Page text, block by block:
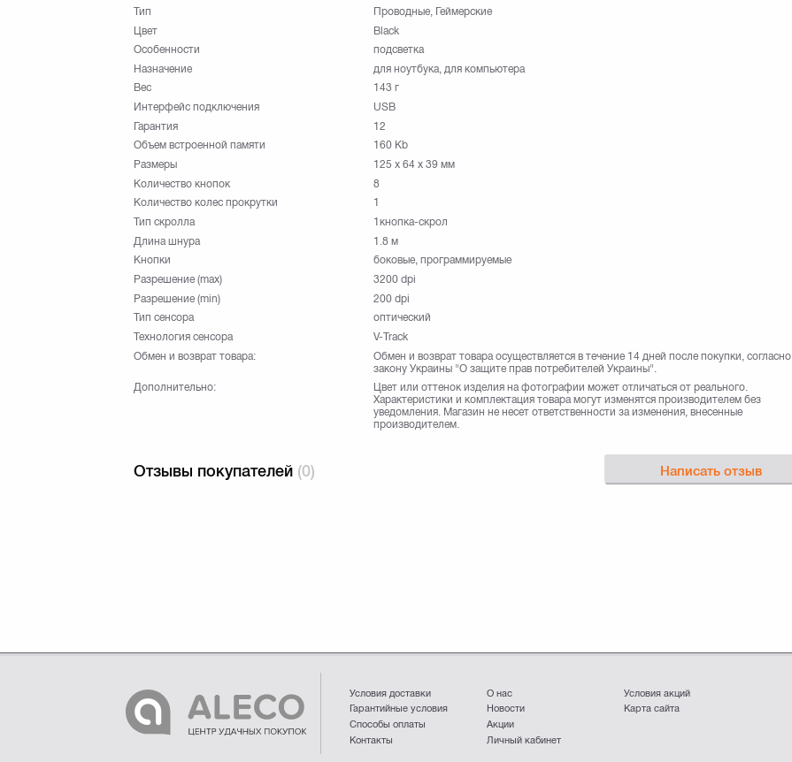
Тип
Проводные, Геймерские
Цвет
Black
Особенности
подсветка
Назначение
для ноутбука, для компьютера
Вес
143 г
Интерфейс подключения
USB
Гарантия
12
Объем встроенной памяти
160 Kb
Размеры
125 x 64 x 39 мм
Количество кнопок
8
Количество колес прокрутки
1
Тип скролла
1кнопка-скрол
Длина шнура
1.8 м
Кнопки
боковые, программируемые
Разрешение (max)
3200 dpi
Разрешение (min)
200 dpi
Тип сенсора
оптический
Технология сенсора
V-Track
Обмен и возврат товара:
Обмен и возврат товара осуществляется в течение 14 дней после покупки, согласно
закону Украины "О защите прав потребителей Украины".
Дополнительно:
Цвет или оттенок изделия на фотографии может отличаться от реального.
Характеристики и комплектация товара могут изменятся производителем без
уведомления. Магазин не несет ответственности за изменения, внесенные
производителем.
Отзывы покупателей (0) Написать отзыв
Условия доставки
Гарантийные условия
Способы оплаты
Контакты
О нас
Новости
Акции
Личный кабинет
Условия акций
Карта сайта